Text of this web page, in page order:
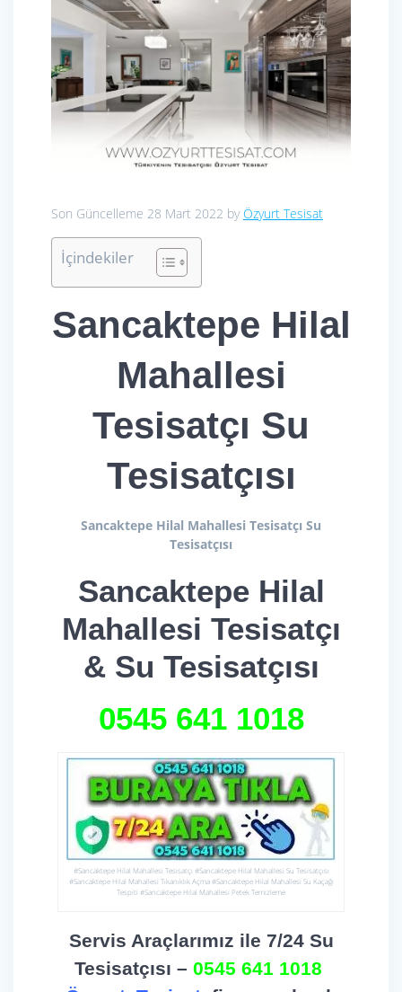
Son Güncelleme 28 Mart 2022 by Özyurt Tesisat
İçindekiler
Sancaktepe Hilal
Mahallesi
Tesisatçı Su
Tesisatçısı
Sancaktepe Hilal Mahallesi Tesisatçı Su
Tesisatçısı
Sancaktepe Hilal
Mahallesi Tesisatçı
& Su Tesisatçısı
0545 641 1018
#Sancaktepe Hilal Mahallesi Tesisatçı #Sancaktepe Hilal Mahallesi Su Tesisatçısı
#Sancaktepe Hilal Mahallesi Tıkanıklık Açma #Sancaktepe Hilal Mahallesi Su Kaçağı
Tespiti #Sancaktepe Hilal Mahallesi Petek Temizleme
Servis Araçlarımız ile 7/24 Su
Tesisatçısı – 0545 641 1018